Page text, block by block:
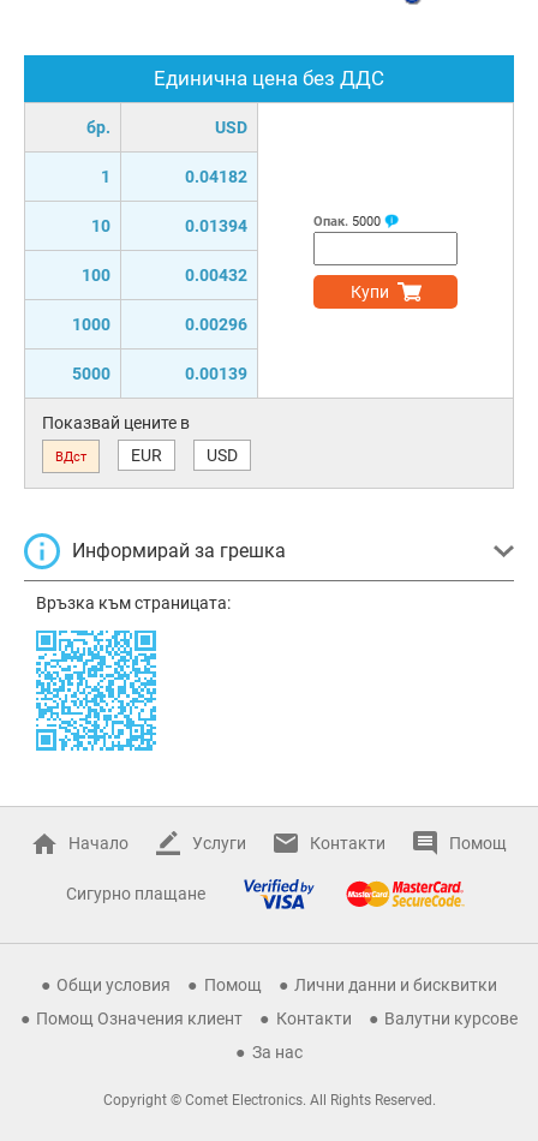
Единична цена без ДДС
бр. USD
1 0.04182
10 0.01394
100 0.00432
1000 0.00296
5000 0.00139
Опак. 5000
Купи
Показвай цените в
ВДст EUR USD
Информирай за грешка
Връзка към страницата:
Начало Услуги Контакти Помощ
Сигурно плащане
Общи условия Помощ
Лични данни и бисквитки
Помощ Означения клиент
Контакти
Валутни курсове
За нас
Copyright © Comet Electronics. All Rights Reserved.